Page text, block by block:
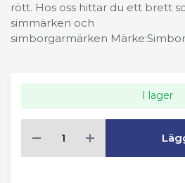
rött. Hos oss hittar du ett brett
simmärken och
simborgarmärken
I lager